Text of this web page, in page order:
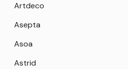
Artdeco
Asepta
Asoa
Astrid